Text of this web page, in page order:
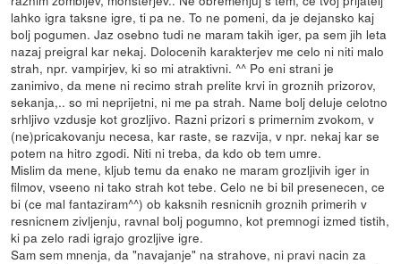
lahko igra taksne igre, ti pa ne. To ne pomeni, da je dejansko kaj
bolj pogumen. Jaz osebno tudi ne maram takih iger, pa sem jih leta
nazaj preigral kar nekaj. Dolocenih karakterjev me celo ni niti malo
strah, npr. vampirjev, ki so mi atraktivni. ^^ Po eni strani je
zanimivo, da mene ni recimo strah prelite krvi in groznih prizorov,
sekanja,.. so mi neprijetni, ni me pa strah. Name bolj deluje celotno
srhljivo vzdusje kot grozljivo. Razni prizori s primernim zvokom, v
(ne)pricakovanju necesa, kar raste, se razvija, v npr. nekaj kar se
potem na hitro zgodi. Niti ni treba, da kdo ob tem umre.
Mislim da mene, kljub temu da enako ne maram grozljivih iger in
filmov, vseeno ni tako strah kot tebe. Celo ne bi bil presenecen, ce
bi (ce mal fantaziram^^) ob kaksnih resnicnih groznih primerih v
resnicnem zivljenju, ravnal bolj pogumno, kot premnogi izmed tistih,
ki pa zelo radi igrajo grozljive igre.
Sam sem mnenja, da "navajanje" na strahove, ni pravi nacin za